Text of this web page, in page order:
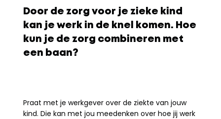
Door de zorg voor je zieke kind
kan je werk in de knel komen. Hoe
kun je de zorg combineren met
een baan?
Praat met je werkgever over de ziekte van jouw
kind. Die kan met jou meedenken over hoe jij werk